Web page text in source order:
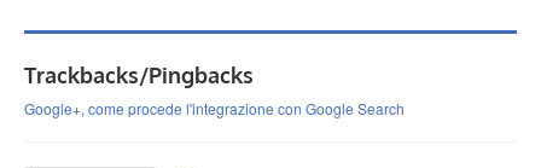
Trackbacks/Pingbacks
Google+, come procede l'integrazione con Google Search